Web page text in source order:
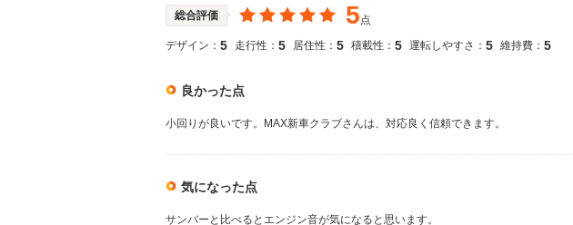
総合評価 5点
デザイン： 5 走行性： 5 居住性： 5 積載性： 5 運転しやすさ： 5 維持費： 5
良かった点
小回りが良いです。MAX新車クラブさんは、対応良く信頼できます。
気になった点
サンバーと比べるとエンジン音が気になると思います。